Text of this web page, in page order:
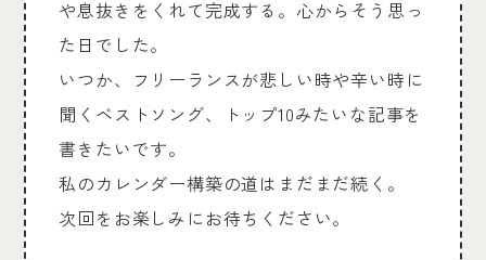
や息抜きをくれて完成する。心からそう思っ
た日でした。
いつか、フリーランスが悲しい時や辛い時に
聞くベストソング、トップ10みたいな記事を
書きたいです。
私のカレンダー構築の道はまだまだ続く。
次回をお楽しみにお待ちください。